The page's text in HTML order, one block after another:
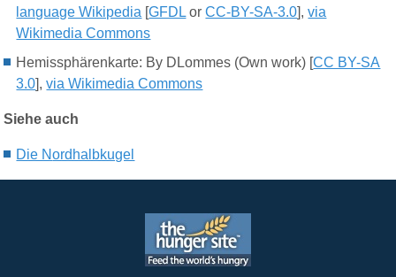
language Wikipedia [GFDL orCC-BY-SA-3.0],via
Wikimedia Commons
Hemissphärenkarte: By DLommes (Own work) [CC BY-SA
3.0],via Wikimedia Commons
Siehe auch
Die Nordhalbkugel